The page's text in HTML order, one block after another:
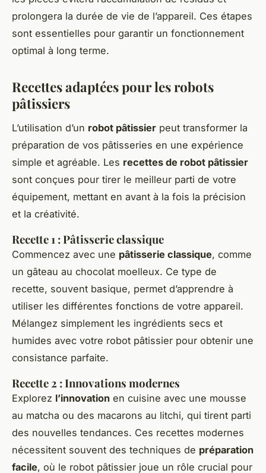
prolongera la durée de vie de l’appareil. Ces étapes
sont essentielles pour garantir un fonctionnement
optimal à long terme.
Recettes adaptées pour les robots
pâtissiers
L’utilisation d’un robot pâtissier peut transformer la
préparation de vos pâtisseries en une expérience
simple et agréable. Les recettes de robot pâtissier
sont conçues pour tirer le meilleur parti de votre
équipement, mettant en avant à la fois la précision
et la créativité.
Recette 1 : Pâtisserie classique
Commencez avec une pâtisserie classique, comme
un gâteau au chocolat moelleux. Ce type de
recette, souvent basique, permet d’apprendre à
utiliser les différentes fonctions de votre appareil.
Mélangez simplement les ingrédients secs et
humides avec votre robot pâtissier pour obtenir une
consistance parfaite.
Recette 2 : Innovations modernes
Explorez l’innovation en cuisine avec une mousse
au matcha ou des macarons au litchi, qui tirent parti
des nouvelles tendances. Ces recettes modernes
nécessitent souvent des techniques de préparation
facile, où le robot pâtissier joue un rôle crucial pour